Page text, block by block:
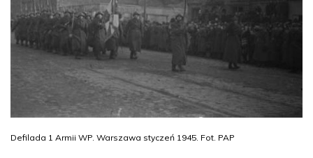
Defilada 1 Armii WP. Warszawa styczeń 1945. Fot. PAP